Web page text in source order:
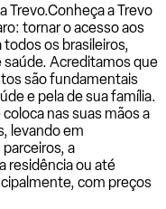
Trevo.Conheça a Trevo
tornar o acesso aos
os brasileiros,
Acreditamos que
são fundamentais
e pela de sua família.
nas suas mãos a
levando em
a
residência ou até
com preços